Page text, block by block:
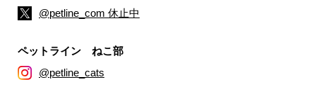
@petline_com 休止中
ペットライン ねこ部
@petline_cats